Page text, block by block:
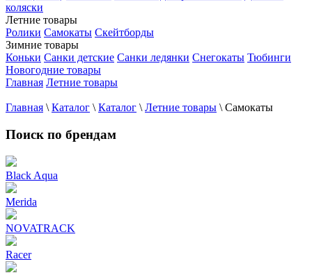
коляски
Летние товары
Ролики Самокаты Скейтборды
Зимние товары
Коньки Санки детские Санки ледянки Снегокаты Тюбинги
Новогодние товары
Главная Летние товары
Главная \ Каталог \ Каталог \ Летние товары \ Самокаты
Поиск по брендам
Black Aqua
Merida
NOVATRACK
Racer